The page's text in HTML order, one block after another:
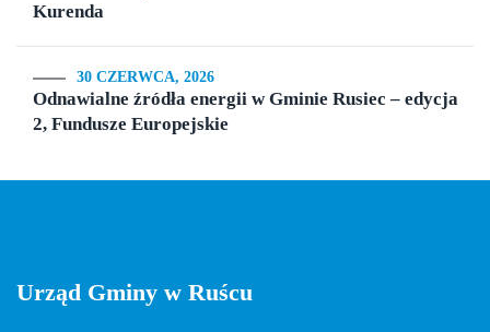
Kurenda
30 CZERWCA, 2026
Odnawialne źródła energii w Gminie Rusiec – edycja
2, Fundusze Europejskie
Urząd Gminy w Ruścu